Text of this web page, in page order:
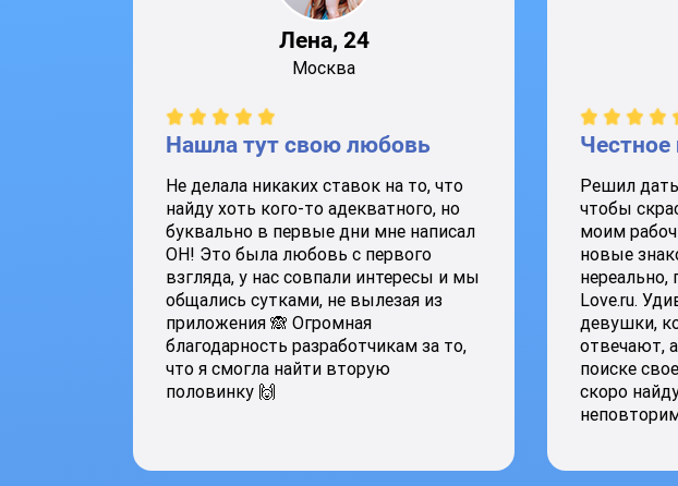
Лена, 24
Москва
Нашла тут свою любовь
Не делала никаких ставок на то, что
найду хоть кого-то адекватного, но
буквально в первые дни мне написал
ОН! Это была любовь с первого
взгляда, у нас совпали интересы и мы
общались сутками, не вылезая из
приложения 🙈 Огромная
благодарность разработчикам за то,
что я смогла найти вторую
половинку 🙌
Решил
чтобы
моим
новые
Love.ru.
девушки,
отвечают,
поиске
скоро